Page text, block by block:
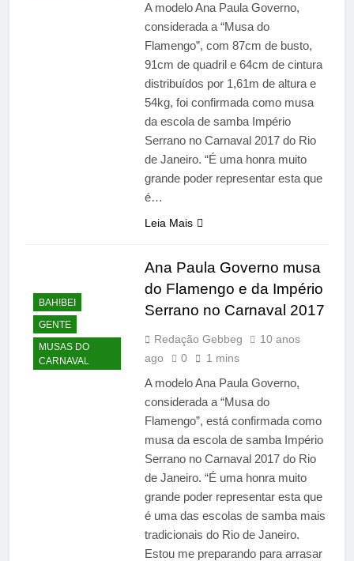
A modelo Ana Paula Governo,
considerada a “Musa do
Flamengo”, com 87cm de busto,
91cm de quadril e 64cm de cintura
distribuídos por 1,61m de altura e
54kg, foi confirmada como musa
da escola de samba Império
Serrano no Carnaval 2017 do Rio
de Janeiro. “É uma honra muito
grande poder representar esta que
é…
Leia Mais
BAH!BEI
GENTE
MUSAS DO
CARNAVAL
Ana Paula Governo musa
do Flamengo e da Império
Serrano no Carnaval 2017
Redação Gebbeg
10 anos
ago
0 1 mins
A modelo Ana Paula Governo,
considerada a “Musa do
Flamengo”, está confirmada como
musa da escola de samba Império
Serrano no Carnaval 2017 do Rio
de Janeiro. “É uma honra muito
grande poder representar esta que
é uma das escolas de samba mais
tradicionais do Rio de Janeiro.
Estou me preparando para arrasar